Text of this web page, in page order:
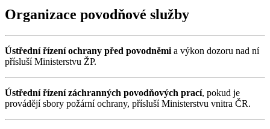
Organizace povodňové služby
Ústřední řízení ochrany před povodněmi a výkon dozoru nad ní
přísluší Ministerstvu ŽP.
Ústřední řízení záchranných povodňových prací, pokud je
provádějí sbory požární ochrany, přísluší Ministerstvu vnitra ČR.